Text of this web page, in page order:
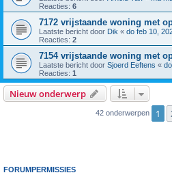
Reacties: 6
7172 vrijstaande woning met
Laatste bericht door Dik « do feb 10,
Reacties: 2
7154 vrijstaande woning met
Laatste bericht door Sjoerd Eeftens «
Reacties: 1
Nieuw onderwerp
42 onderwerpen 1
FORUMPERMISSIES